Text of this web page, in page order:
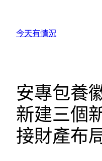
今天有情況
安專包養
新建三個
接財產布